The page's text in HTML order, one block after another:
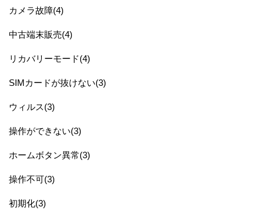
カメラ故障(4)
中古端末販売(4)
リカバリーモード(4)
SIMカードが抜けない(3)
ウィルス(3)
操作ができない(3)
ホームボタン異常(3)
操作不可(3)
初期化(3)